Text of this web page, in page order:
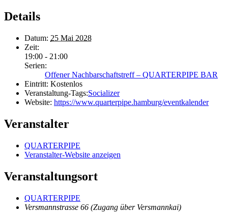
Details
Datum: 25 Mai 2028
Zeit:
19:00 - 21:00
Serien:
Offener Nachbarschaftstreff – QUARTERPIPE BAR
Eintritt: Kostenlos
Veranstaltung-Tags:Socializer
Website: https://www.quarterpipe.hamburg/eventkalender
Veranstalter
QUARTERPIPE
Veranstalter-Website anzeigen
Veranstaltungsort
QUARTERPIPE
Versmannstrasse 66 (Zugang über Versmannkai)